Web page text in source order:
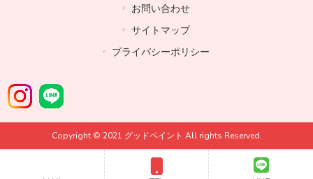
お問い合わせ
サイトマップ
プライバシーポリシー
Copyright © 2021 グッドペイント All rights Reserved.